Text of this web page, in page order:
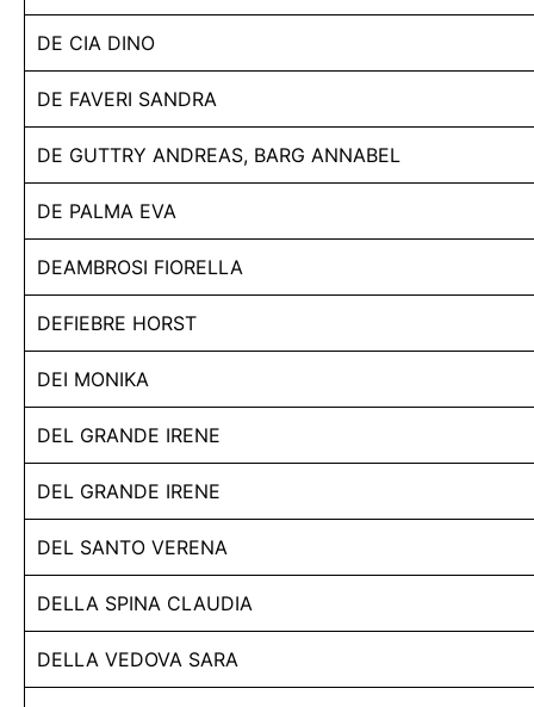
DE CIA DINO
DE FAVERI SANDRA
DE GUTTRY ANDREAS, BARG ANNABEL
DE PALMA EVA
DEAMBROSI FIORELLA
DEFIEBRE HORST
DEI MONIKA
DEL GRANDE IRENE
DEL GRANDE IRENE
DEL SANTO VERENA
DELLA SPINA CLAUDIA
DELLA VEDOVA SARA